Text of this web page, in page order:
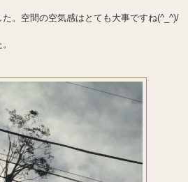
。空間の空気感はとても大事ですね(^_^)/